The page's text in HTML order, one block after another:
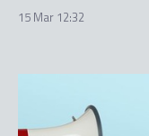
15 Mar 12:32